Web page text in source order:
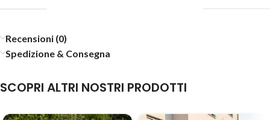
Recensioni (0)
Spedizione & Consegna
SCOPRI ALTRI NOSTRI PRODOTTI